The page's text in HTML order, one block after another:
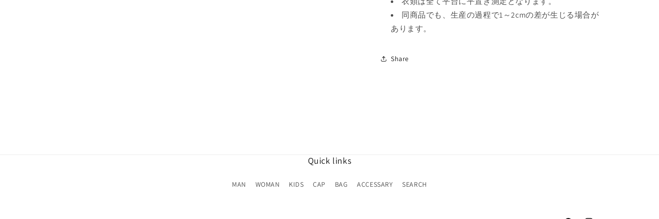
同商品でも、生産の過程で1～2cmの差が生じる場合が
あります。
Share
Quick links
MAN WOMAN KIDS CAP BAG ACCESSARY SEARCH